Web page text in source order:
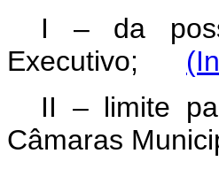
I – da
Executivo;
II – limite
Câmaras